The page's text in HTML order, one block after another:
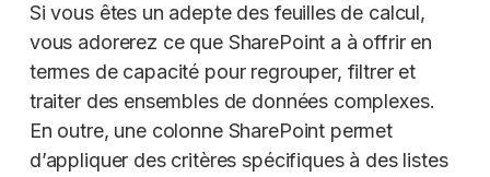
Si vous êtes un adepte des feuilles de calcul,
vous adorerez ce que SharePoint a à offrir en
termes de capacité pour regrouper, filtrer et
traiter des ensembles de données complexes.
En outre, une colonne SharePoint permet
d’appliquer des critères spécifiques à des listes